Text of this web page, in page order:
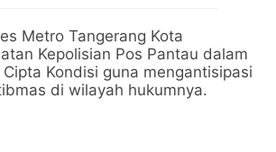
Metro Tangerang Kota
Kepolisian Pos Pantau dalam
Kondisi guna mengantisipasi
di wilayah hukumnya.